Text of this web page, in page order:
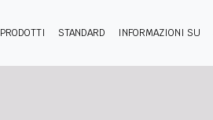
PRODOTTI STANDARD INFORMAZIONI SU